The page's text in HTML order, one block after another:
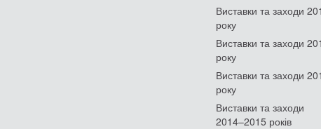
Виставки та заходи
року
Виставки та заходи
року
Виставки та заходи
року
Виставки та заходи
2014–2015 років